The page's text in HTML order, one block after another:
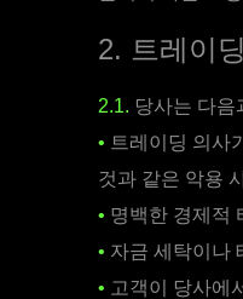
2. 트레이
2.1. 당사는 다음
• 트레이딩 의사
것과 같은 악용
• 명백한 경제적
• 자금 세탁이나
• 고객이 당사에